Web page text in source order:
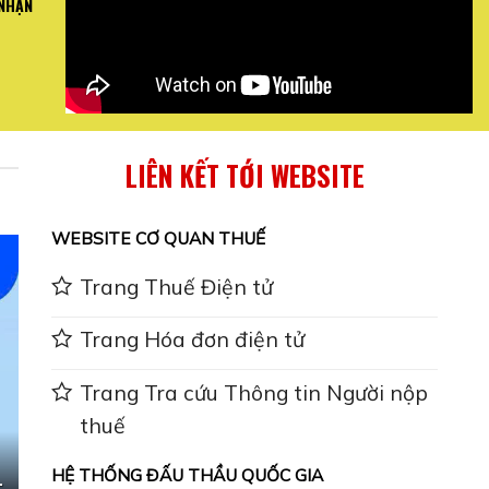
TRỌNG VỀ
...
LIÊN KẾT TỚI WEBSITE
WEBSITE CƠ QUAN THUẾ
Trang Thuế Điện tử
Trang Hóa đơn điện tử
Trang Tra cứu Thông tin Người nộp
thuế
HỆ THỐNG ĐẤU THẦU QUỐC GIA